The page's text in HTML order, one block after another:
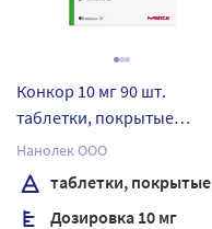
Конкор 10 мг 90 шт.
таблетки, покрытые
пленочной оболочкой
Нанолек ООО
таблетки, покрытые пленочной оболочкой
Дозировка 10 мг